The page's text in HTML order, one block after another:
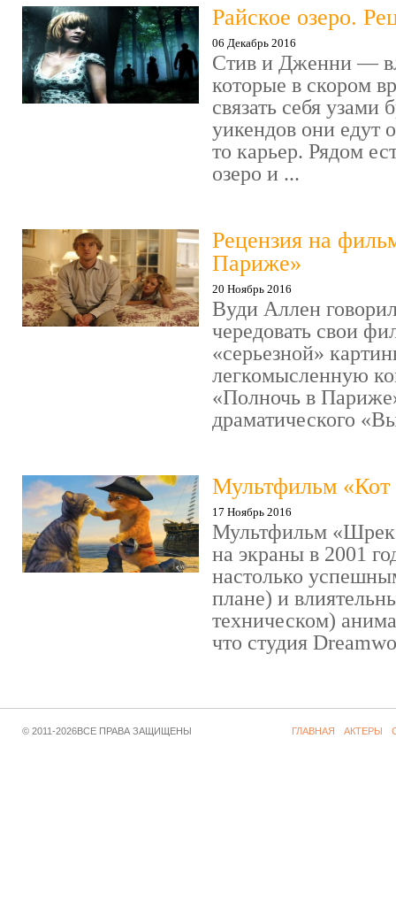
Райское озеро.
06 Декабрь 2016
Стив и Дженни —
которые в скором
связать себя узами
уикендов они едут
то карьер. Рядом
озеро и ...
Рецензия на
Париже»
20 Ноябрь 2016
Вуди Аллен
чередовать свои
«серьезной»
легкомысленную
«Полночь в
драматического
Мультфильм «Кот
17 Ноябрь 2016
Мультфильм
на экраны в 2001
настолько
плане) и
техническом)
что студия
© 2011-2026ВСЕ ПРАВА ЗАЩИЩЕНЫ ГЛАВНАЯ АКТЕРЫ